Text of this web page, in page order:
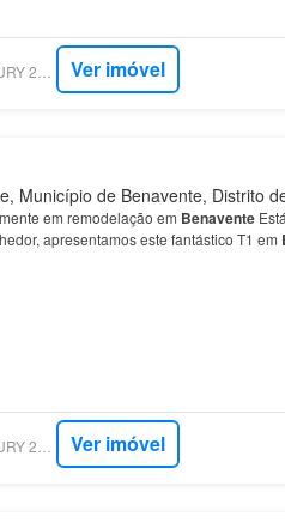
SUPERCASA - CENTURY 21 REALTY ART M&J Ver imóvel
Município de Benavente, Distrito
em remodelação em Benavente
apresentamos este fantástico T1 em
Quarto com excelente luminosidade Sala
SUPERCASA - CENTURY 21 REALTY ART M&J Ver imóvel